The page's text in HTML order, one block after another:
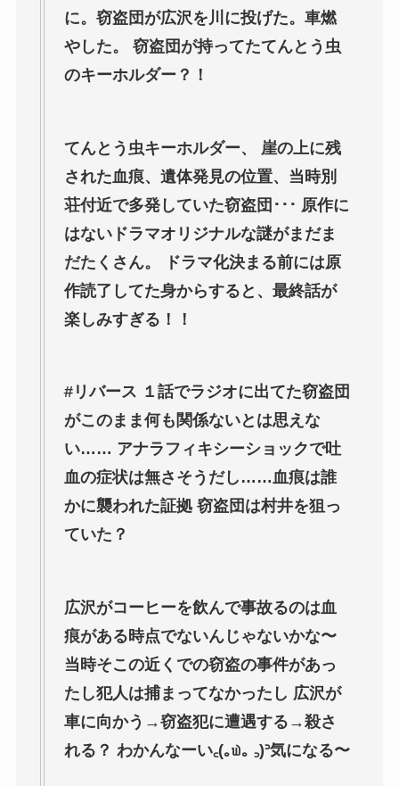
に。窃盗団が広沢を川に投げた。車燃
やした。 窃盗団が持ってたてんとう虫
のキーホルダー？！
てんとう虫キーホルダー、 崖の上に残
された血痕、遺体発見の位置、当時別
荘付近で多発していた窃盗団･･･ 原作に
はないドラマオリジナルな謎がまだま
だたくさん。 ドラマ化決まる前には原
作読了してた身からすると、最終話が
楽しみすぎる！！
#リバース １話でラジオに出てた窃盗団
がこのまま何も関係ないとは思えな
い…… アナラフィキシーショックで吐
血の症状は無さそうだし……血痕は誰
かに襲われた証拠 窃盗団は村井を狙っ
ていた？
広沢がコーヒーを飲んで事故るのは血
痕がある時点でないんじゃないかな〜
当時そこの近くでの窃盗の事件があっ
たし犯人は捕まってなかったし 広沢が
車に向かう→窃盗犯に遭遇する→殺さ
れる？ わかんなーい꜀(｡௰｡ ꜆)꜄気になる〜